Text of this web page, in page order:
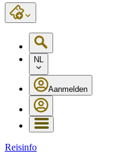
NL
Aanmelden
Reisinfo